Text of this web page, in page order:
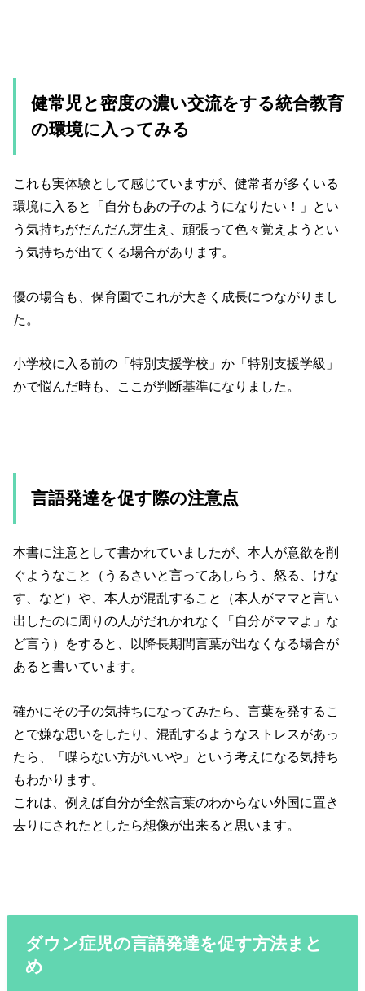
健常児と密度の濃い交流をする統合教育
の環境に入ってみる
これも実体験として感じていますが、健常者が多くいる
環境に入ると「自分もあの子のようになりたい！」とい
う気持ちがだんだん芽生え、頑張って色々覚えようとい
う気持ちが出てくる場合があります。
優の場合も、保育園でこれが大きく成長につながりまし
た。
小学校に入る前の「特別支援学校」か「特別支援学級」
かで悩んだ時も、ここが判断基準になりました。
言語発達を促す際の注意点
本書に注意として書かれていましたが、本人が意欲を削
ぐようなこと（うるさいと言ってあしらう、怒る、けな
す、など）や、本人が混乱すること（本人がママと言い
出したのに周りの人がだれかれなく「自分がママよ」な
ど言う）をすると、以降長期間言葉が出なくなる場合が
あると書いています。
確かにその子の気持ちになってみたら、言葉を発するこ
とで嫌な思いをしたり、混乱するようなストレスがあっ
たら、「喋らない方がいいや」という考えになる気持ち
もわかります。
これは、例えば自分が全然言葉のわからない外国に置き
去りにされたとしたら想像が出来ると思います。
ダウン症児の言語発達を促す方法まと
め